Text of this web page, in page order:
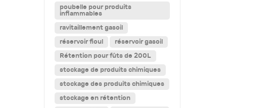
poubelle pour produits
inflammables
ravitaillement gasoil
réservoir fioul réservoir gasoil
Rétention pour fûts de 200L
stockage de produits chimiques
stockage des produits chimiques
stockage en rétention